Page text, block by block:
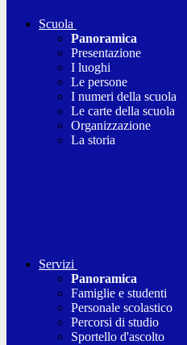
Scuola
Panoramica
Presentazione
I luoghi
Le persone
I numeri della scuola
Le carte della scuola
Organizzazione
La storia
Servizi
Panoramica
Famiglie e studenti
Personale scolastico
Percorsi di studio
Sportello d'ascolto